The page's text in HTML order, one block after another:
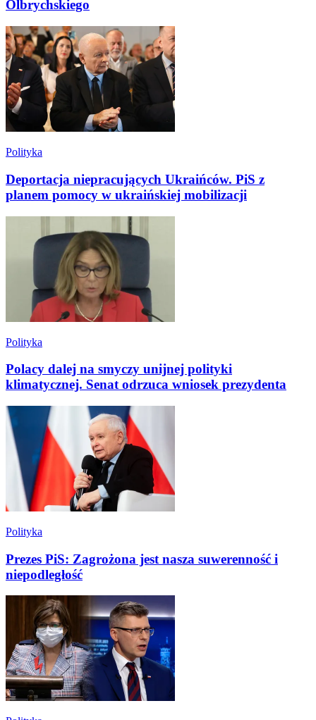
Olbrychskiego
Polityka
Deportacja niepracujących Ukraińców. PiS z
planem pomocy w ukraińskiej mobilizacji
Polityka
Polacy dalej na smyczy unijnej polityki
klimatycznej. Senat odrzuca wniosek prezydenta
Polityka
Prezes PiS: Zagrożona jest nasza suwerenność i
niepodległość